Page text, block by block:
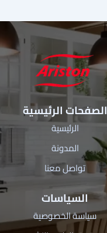
الصفحات الرئيسية
الرئيسية
المدونة
تواصل معنا
السياسات
سياسة الخصوصية